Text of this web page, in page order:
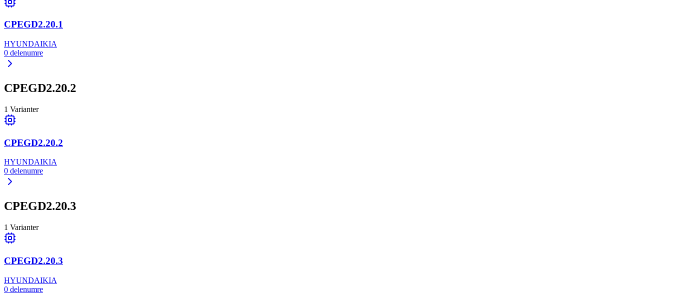
CPEGD2.20.1
HYUNDAIKIA
0 delenumre
CPEGD2.20.2
1 Varianter
CPEGD2.20.2
HYUNDAIKIA
0 delenumre
CPEGD2.20.3
1 Varianter
CPEGD2.20.3
HYUNDAIKIA
0 delenumre